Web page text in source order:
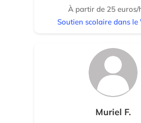
À partir de 25 euros/
Soutien scolaire dans le
Muriel F.